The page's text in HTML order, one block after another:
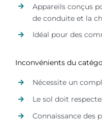
Appareils conçus
de conduite et la
Idéal pour des
Inconvénients du
Nécessite un
Le sol doit
Connaissance des